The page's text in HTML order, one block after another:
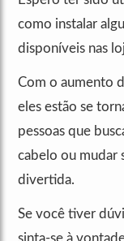
como instalar
disponíveis nas
Com o aumento
eles estão se
pessoas que
cabelo ou mudar
divertida.
Se você tiver